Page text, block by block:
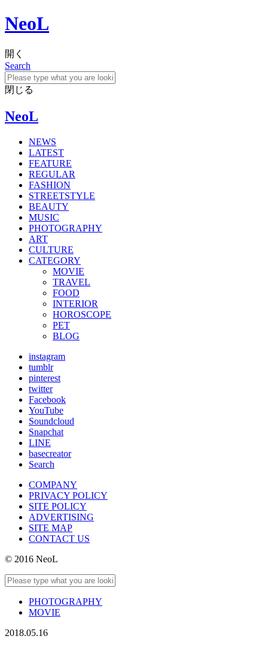
NeoL
開く
Search
閉じる
NeoL
NEWS
LATEST
FEATURE
REGULAR
FASHION
STREETSTYLE
BEAUTY
MUSIC
PHOTOGRAPHY
ART
CULTURE
CATEGORY
MOVIE
TRAVEL
FOOD
INTERIOR
HOROSCOPE
PET
BLOG
instagram
tumblr
pinterest
twitter
Facebook
YouTube
Soundcloud
Snapchat
LINE
basecreator
Search
COMPANY
PRIVACY POLICY
SITE POLICY
ADVERTISING
SITE MAP
CONTACT US
© 2016 NeoL
PHOTOGRAPHY
MOVIE
2018.05.16